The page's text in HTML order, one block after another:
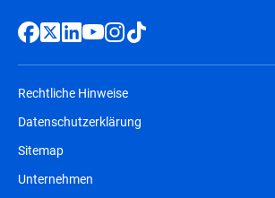
Rechtliche Hinweise
Datenschutzerklärung
Sitemap
Unternehmen